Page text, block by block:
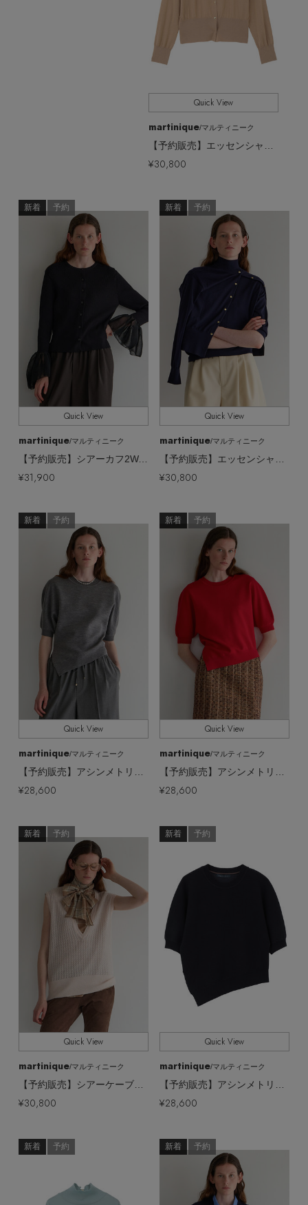
Quick View
martinique/マルティニーク
【予約販売】エッセンシャルカーディガン(アンサンブル可)
¥30,800
新着 予約
Quick View
martinique/マルティニーク
¥30,800
新着 予約
Quick View
martinique/マルティニーク
【予約販売】シアーカフ2WAYカーディガン
¥31,900
新着 予約
Quick View
martinique/マルティニーク
¥28,600
新着 予約
Quick View
martinique/マルティニーク
¥28,600
新着 予約
Quick View
martinique/マルティニーク
【予約販売】アシンメトリーダブルフェイスプルオーバー
¥28,600
新着 予約
Quick View
martinique/マルティニーク
【予約販売】シアーケーブルジレ
¥30,800
新着 予約
新着 予約